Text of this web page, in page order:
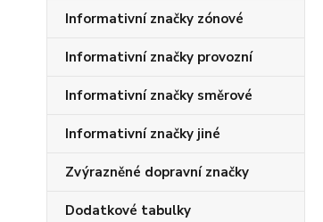
Informativní značky zónové
Informativní značky provozní
Informativní značky směrové
Informativní značky jiné
Zvýrazněné dopravní značky
Dodatkové tabulky